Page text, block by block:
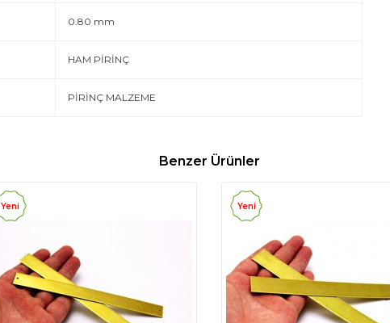
0.80 mm
HAM PİRİNÇ
PİRİNÇ MALZEME
Benzer Ürünler
Yeni Yeni